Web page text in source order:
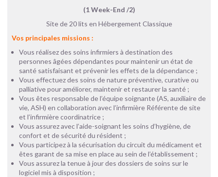
(1 Week-End /2)
Site de 20 lits en Hébergement Classique
Vos principales missions :
Vous réalisez des soins infirmiers à destination des
personnes âgées dépendantes pour maintenir un état de
santé satisfaisant et prévenir les effets de la dépendance ;
Vous effectuez des soins de nature préventive, curative ou
palliative pour améliorer, maintenir et restaurer la santé ;
Vous êtes responsable de l’équipe soignante (AS, auxiliaire de
vie, ASH) en collaboration avec l’infirmière Référente de site
et l’infirmière coordinatrice ;
Vous assurez avec l’aide-soignant les soins d’hygiène, de
confort et de sécurité du résident ;
Vous participez à la sécurisation du circuit du médicament et
êtes garant de sa mise en place au sein de l’établissement ;
Vous assurez la tenue à jour des dossiers de soins sur le
logiciel mis à disposition ;